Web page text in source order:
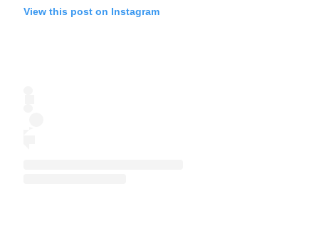
View this post on Instagram